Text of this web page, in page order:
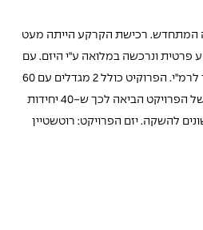
המתחדש. רכישת הקרקע הייתה מעט
פרטית ונרכשה במלואה ע"י היזם. עם
זאת, חלק מהקרקע היה שייך לרמ"י. הפרוקיט כולל 2 מגדלים עם 60
יחידות דיור. האטרקטיביות של הפרויקט הביאה לכך ש-40 יחידות
להשקה. יזם הפרויקט: רוטשטיין